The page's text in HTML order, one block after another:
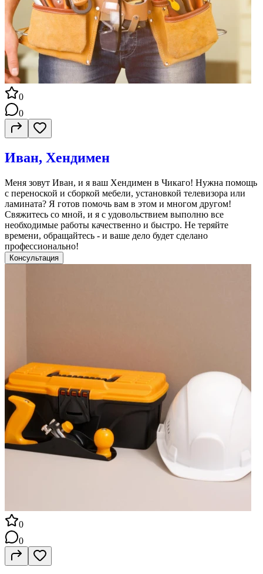
0
0
Иван, Хендимен
Меня зовут Иван, и я ваш Хендимен в Чикаго! Нужна помощь
с переноской и сборкой мебели, установкой телевизора или
ламината? Я готов помочь вам в этом и многом другом!
Свяжитесь со мной, и я с удовольствием выполню все
необходимые работы качественно и быстро. Не теряйте
времени, обращайтесь - и ваше дело будет сделано
профессионально!
Консультация
0
0